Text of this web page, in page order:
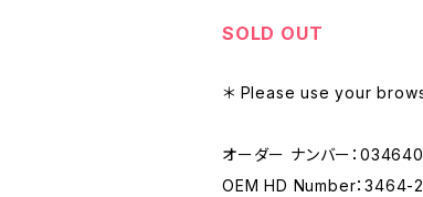
SOLD OUT
＊ Please use your
オーダー ナンバー：
OEM HD Number：3464-